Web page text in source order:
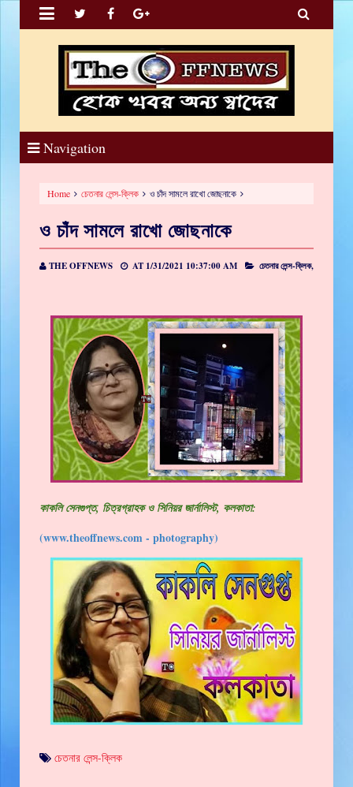
 
Navigation
Home চেতনার লেন্স-ক্লিক ও চাঁদ সামলে রাখো জোছনাকে
ও চাঁদ সামলে রাখো জোছনাকে
THE OFFNEWS AT 1/31/2021 10:37:00 AM চেতনার লেন্স-ক্লিক,
কাকলি সেনগুপ্ত, চিত্রগ্রাহক ও সিনিয়র জার্নালিস্ট, কলকাতা:
(www.theoffnews.com - photography)
চেতনার লেন্স-ক্লিক